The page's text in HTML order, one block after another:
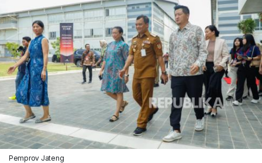
Pemprov Jateng